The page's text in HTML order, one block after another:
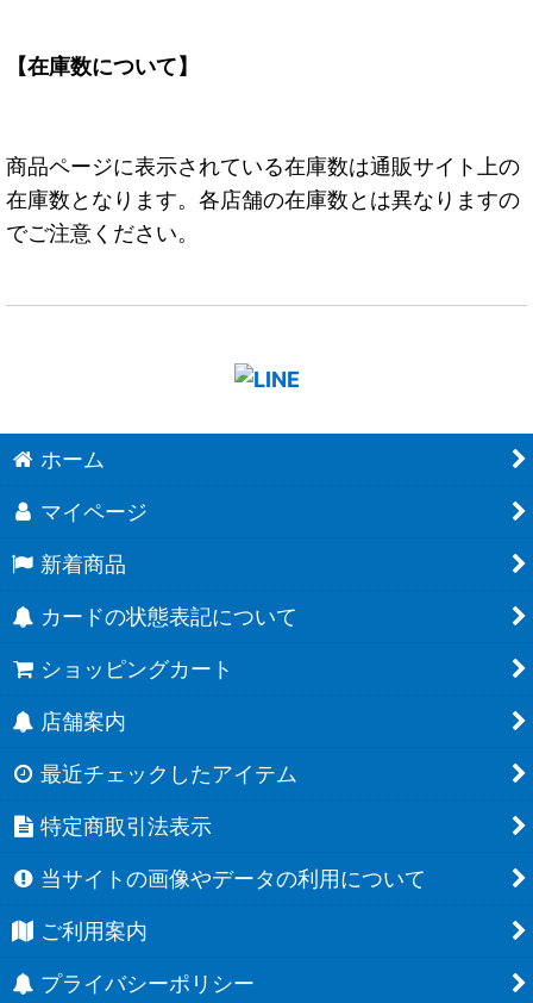
【在庫数について】
商品ページに表示されている在庫数は通販サイト上の
在庫数となります。各店舗の在庫数とは異なりますの
でご注意ください。
ホーム
マイページ
新着商品
カードの状態表記について
ショッピングカート
店舗案内
最近チェックしたアイテム
特定商取引法表示
当サイトの画像やデータの利用について
ご利用案内
プライバシーポリシー